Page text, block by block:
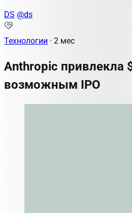
DS @ds
Технологии · 2 мес
Anthropic привлекла
возможным IPO